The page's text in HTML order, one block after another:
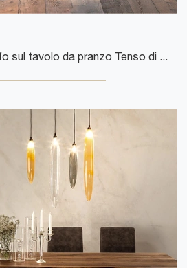
Vuoi avere ulteriori info sul tavolo da pranzo Tenso di Tonin Casa? Clicca e scopri di più sui modelli fissi del marchio.